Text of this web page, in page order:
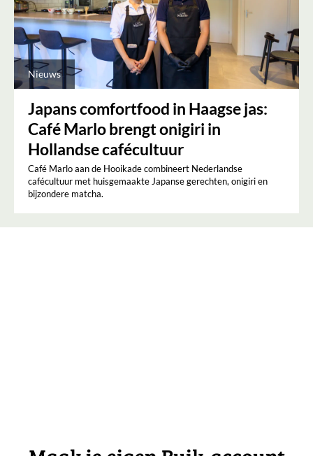
Nieuws
Japans comfortfood in Haagse jas:
Café Marlo brengt onigiri in
Hollandse cafécultuur
Café Marlo aan de Hooikade combineert Nederlandse
cafécultuur met huisgemaakte Japanse gerechten, onigiri en
bijzondere matcha.